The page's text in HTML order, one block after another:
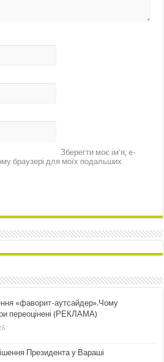
Зберегти моє ім'я, e-
браузері для моїх подальших
«фаворит-аутсайдер».Чому
переоцінені (РЕКЛАМА)
Президента у Вараші